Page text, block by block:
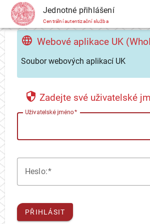
CAS Jednotné přihlášení
Centrální autentizační služba
Webové aplikace UK
Soubor webových aplikací UK
Zadejte své uživatelské
Uživatelské jméno
Heslo:
PŘIHLÁSIT